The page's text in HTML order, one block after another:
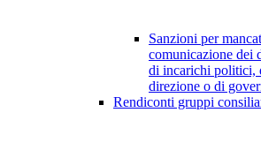
Sanzioni per
comunicazione dei
di incarichi politici,
direzione o di
Rendiconti gruppi